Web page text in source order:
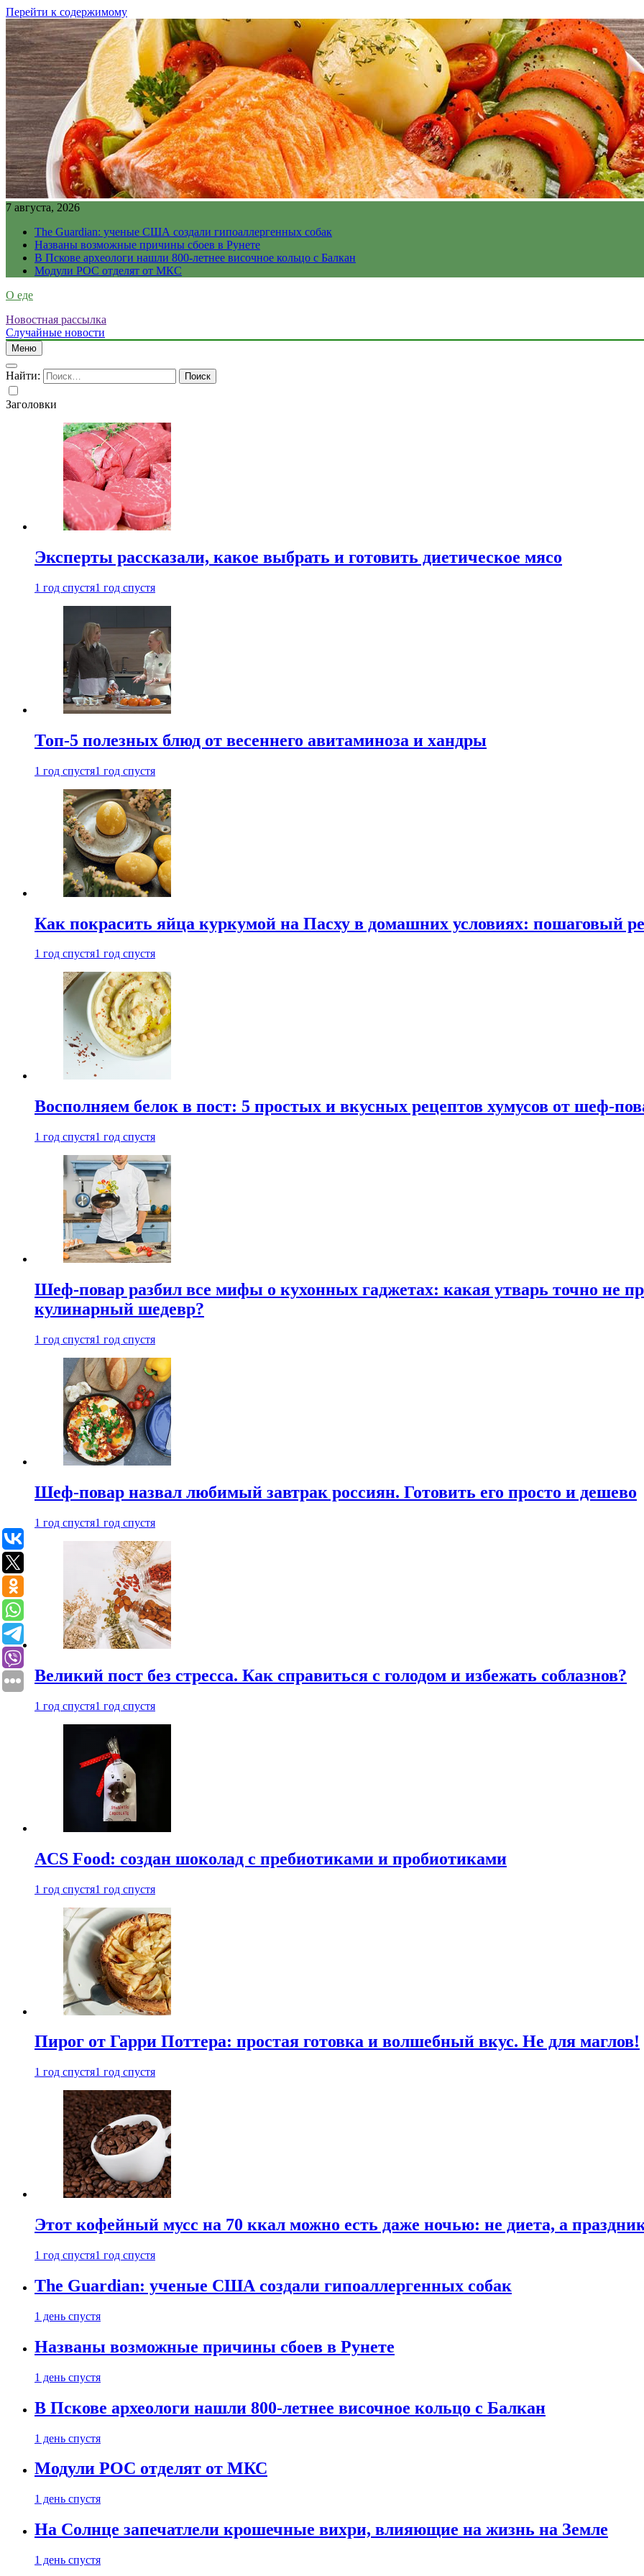
Перейти к содержимому
7 августа, 2026
The Guardian: ученые США создали гипоаллергенных собак
Названы возможные причины сбоев в Рунете
В Пскове археологи нашли 800-летнее височное кольцо с Балкан
Модули РОС отделят от МКС
О еде
Новостная рассылка
Случайные новости
Меню
Найти:
Заголовки
Эксперты рассказали, какое выбрать и готовить диетическое мясо
1 год спустя1 год спустя
Топ-5 полезных блюд от весеннего авитаминоза и хандры
1 год спустя1 год спустя
Как покрасить яйца куркумой на Пасху в домашних условиях: пошаговый
1 год спустя1 год спустя
Восполняем белок в пост: 5 простых и вкусных рецептов хумусов от шеф-
1 год спустя1 год спустя
Шеф-повар разбил все мифы о кухонных гаджетах: какая утварь точно не
кулинарный шедевр?
1 год спустя1 год спустя
Шеф-повар назвал любимый завтрак россиян. Готовить его просто и дешево
1 год спустя1 год спустя
Великий пост без стресса. Как справиться с голодом и избежать соблазнов?
1 год спустя1 год спустя
ACS Food: создан шоколад с пребиотиками и пробиотиками
1 год спустя1 год спустя
Пирог от Гарри Поттера: простая готовка и волшебный вкус. Не для маглов!
1 год спустя1 год спустя
Этот кофейный мусс на 70 ккал можно есть даже ночью: не диета, а
1 год спустя1 год спустя
The Guardian: ученые США создали гипоаллергенных собак
1 день спустя
Названы возможные причины сбоев в Рунете
1 день спустя
В Пскове археологи нашли 800-летнее височное кольцо с Балкан
1 день спустя
Модули РОС отделят от МКС
1 день спустя
На Солнце запечатлели крошечные вихри, влияющие на жизнь на Земле
1 день спустя